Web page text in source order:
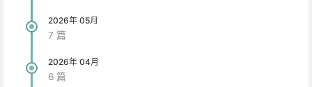
2026年 05月
7 篇
2026年 04月
6 篇